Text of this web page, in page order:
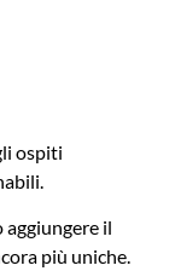
ospiti
il
più uniche.